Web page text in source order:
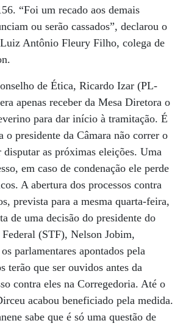
“Foi um recado aos demais
ou serão cassados”, declarou o
Antônio Fleury Filho, colega de
de Ética, Ricardo Izar (PL-
apenas receber da Mesa Diretora o
para dar início à tramitação. É
o presidente da Câmara não correr o
disputar as próximas eleições. Uma
em caso de condenação ele perde
A abertura dos processos contra
prevista para a mesma quarta-feira,
de uma decisão do presidente do
(STF), Nelson Jobim,
parlamentares apontados pela
terão que ser ouvidos antes da
contra eles na Corregedoria. Até o
acabou beneficiado pela medida.
sabe que é só uma questão de